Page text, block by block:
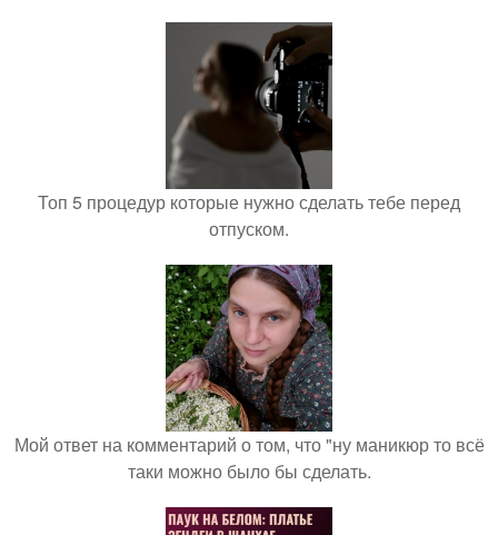
Топ 5 процедур которые нужно сделать тебе перед
отпуском.
Мой ответ на комментарий о том, что "ну маникюр то всё
таки можно было бы сделать.